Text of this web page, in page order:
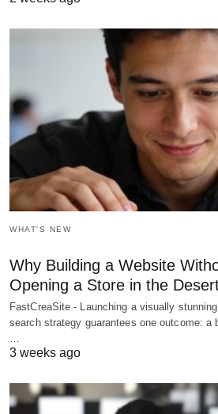
WHAT'S NEW
Why Building a Website
Opening a Store in the
FastCreaSite - Launching a visually
search strategy guarantees one outcome: a
…
3 weeks ago